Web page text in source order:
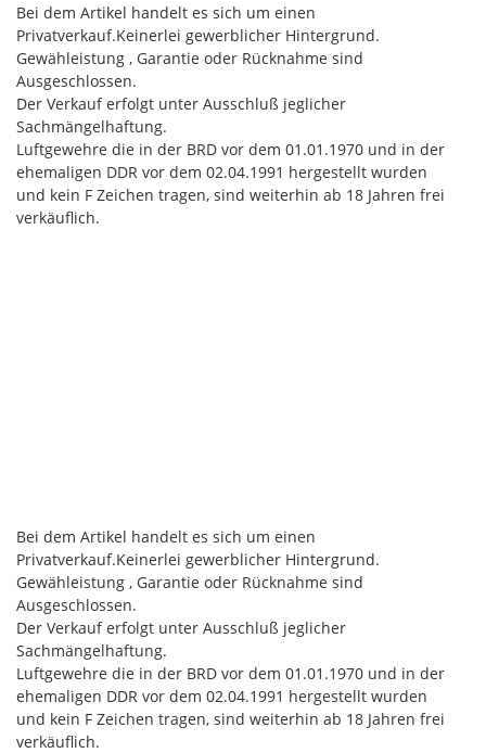
Bei dem Artikel handelt es sich um einen
Privatverkauf.Keinerlei gewerblicher Hintergrund.
Gewähleistung , Garantie oder Rücknahme sind
Ausgeschlossen.
Der Verkauf erfolgt unter Ausschluß jeglicher
Sachmängelhaftung.
Luftgewehre die in der BRD vor dem 01.01.1970 und in der
ehemaligen DDR vor dem 02.04.1991 hergestellt wurden
und kein F Zeichen tragen, sind weiterhin ab 18 Jahren frei
verkäuflich.
Bei dem Artikel handelt es sich um einen
Privatverkauf.Keinerlei gewerblicher Hintergrund.
Gewähleistung , Garantie oder Rücknahme sind
Ausgeschlossen.
Der Verkauf erfolgt unter Ausschluß jeglicher
Sachmängelhaftung.
Luftgewehre die in der BRD vor dem 01.01.1970 und in der
ehemaligen DDR vor dem 02.04.1991 hergestellt wurden
und kein F Zeichen tragen, sind weiterhin ab 18 Jahren frei
verkäuflich.